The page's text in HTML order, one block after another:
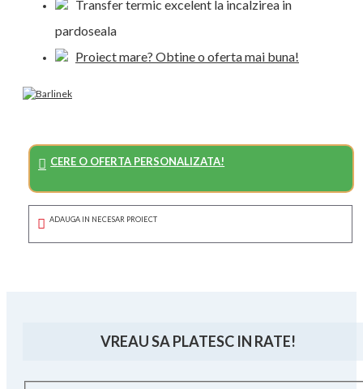
Transfer termic excelent la incalzirea in
pardoseala
Proiect mare? Obtine o oferta mai buna!
CERE O OFERTA PERSONALIZATA!
ADAUGA IN NECESAR PROIECT
VREAU SA PLATESC IN RATE!